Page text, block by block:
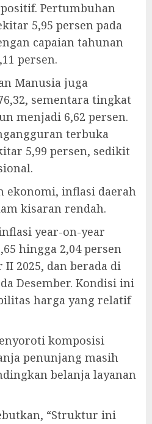
Pertumbuhan
5,95 persen pada
capaian tahunan
persen.
Manusia juga
sementara tingkat
menjadi 6,62 persen.
terbuka
5,99 persen, sedikit
ekonomi, inflasi daerah
kisaran rendah.
year-on-year
hingga 2,04 persen
II 2025, dan berada di
Desember. Kondisi ini
harga yang relatif
komposisi
penunjang masih
belanja layanan
“Struktur ini